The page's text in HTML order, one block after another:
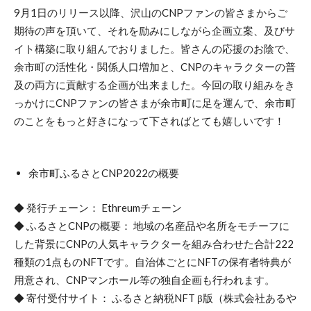
9月1日のリリース以降、沢山のCNPファンの皆さまからご
期待の声を頂いて、それを励みにしながら企画立案、及びサ
イト構築に取り組んでおりました。皆さんの応援のお陰で、
余市町の活性化・関係人口増加と、CNPのキャラクターの普
及の両方に貢献する企画が出来ました。今回の取り組みをき
っかけにCNPファンの皆さまが余市町に足を運んで、余市町
のことをもっと好きになって下さればとても嬉しいです！
余市町ふるさとCNP2022の概要
◆ 発行チェーン： Ethreumチェーン
◆ ふるさとCNPの概要： 地域の名産品や名所をモチーフに
した背景にCNPの人気キャラクターを組み合わせた合計222
種類の1点ものNFTです。自治体ごとにNFTの保有者特典が
用意され、CNPマンホール等の独自企画も行われます。
◆ 寄付受付サイト： ふるさと納税NFT β版（株式会社あるや